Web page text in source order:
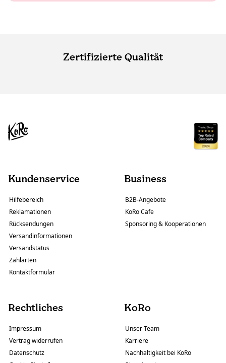
Zertifizierte Qualität
Kundenservice
Hilfebereich
Reklamationen
Rücksendungen
Versandinformationen
Versandstatus
Zahlarten
Kontaktformular
Business
B2B-Angebote
KoRo Cafe
Sponsoring & Kooperationen
Rechtliches
Impressum
Vertrag widerrufen
Datenschutz
KoRo
Unser Team
Karriere
Nachhaltigkeit bei KoRo